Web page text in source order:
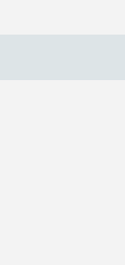
bei der
der
die
so werden wir
mit
konfrontiert,
gefährden.